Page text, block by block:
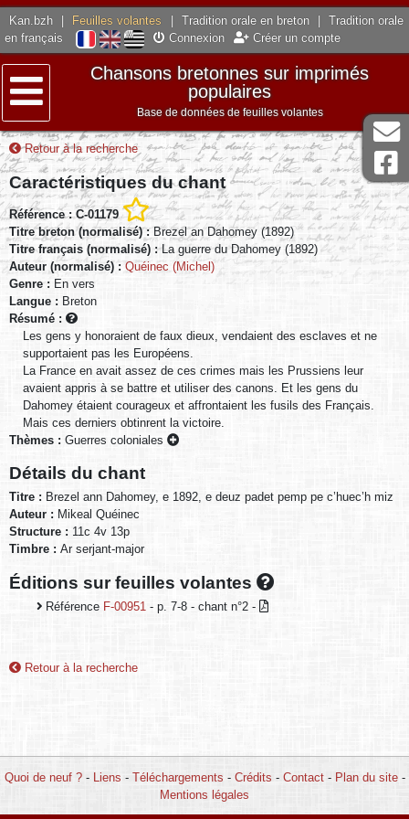
Kan.bzh Feuilles volantes Tradition orale en breton
Tradition orale
en français
Connexion Créer un compte
Menu
Chansons bretonnes sur imprimés
populaires
Base de données de feuilles volantes
Retour à la recherche
Caractéristiques du chant
Référence : C-01179
Titre breton (normalisé) :Brezel an Dahomey (1892)
Titre français (normalisé) :La guerre du Dahomey (1892)
Auteur (normalisé) : Quéinec (Michel)
Genre : En vers
Langue : Breton
Résumé :
Les gens y honoraient de faux dieux, vendaient des esclaves et ne
supportaient pas les Européens.
La France en avait assez de ces crimes mais les Prussiens leur
avaient appris à se battre et utiliser des canons. Et les gens du
Dahomey étaient courageux et affrontaient les fusils des Français.
Mais ces derniers obtinrent la victoire.
Thèmes : Guerres coloniales
Détails du chant
Titre : Brezel ann Dahomey, e 1892, e deuz padet pemp pe c’huec’h miz
Auteur : Mikeal Quéinec
Structure : 11c 4v 13p
Timbre : Ar serjant-major
Éditions sur feuilles volantes
Référence F-00951 - p. 7-8 - chant n°2 -
Retour à la recherche
Quoi de neuf ?- Liens - Téléchargements - Crédits - Contact- Plan du site-
Mentions légales